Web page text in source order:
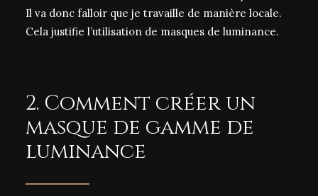
Il va donc falloir que je travaille de manière locale.
Cela justifie l’utilisation de masques de luminance.
2. Comment créer un
masque de gamme de
luminance